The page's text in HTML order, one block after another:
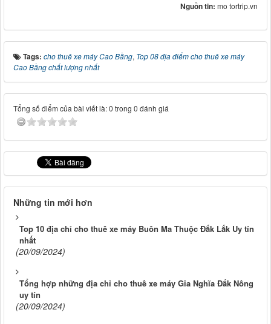
Nguồn tin: mo tortrip.vn
Tags: cho thuê xe máy Cao Bằng, Top 08 địa điểm cho thuê xe máy
Cao Bằng chất lượng nhất
Tổng số điểm của bài viết là: 0 trong 0 đánh giá
Những tin mới hơn
Top 10 địa chỉ cho thuê xe máy Buôn Ma Thuộc Đắk Lắk Uy tín
nhất
(20/09/2024)
Tổng hợp những địa chỉ cho thuê xe máy Gia Nghĩa Đắk Nông
uy tín
(20/09/2024)